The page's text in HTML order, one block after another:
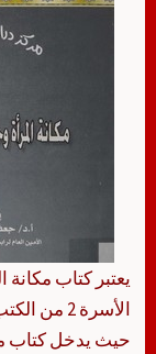
يعتبر كتاب
الأسرة 2
حيث يدخل كتاب